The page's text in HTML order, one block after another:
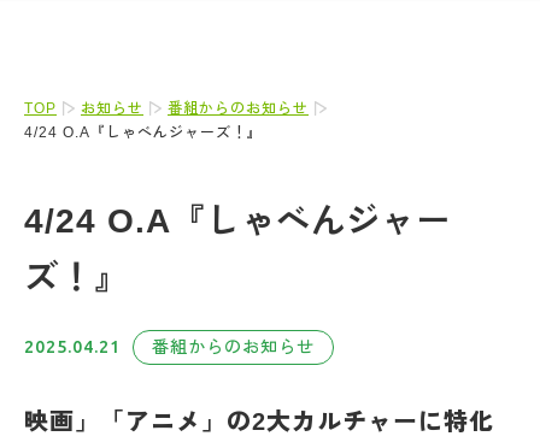
TOP お知らせ
番組からのお知らせ
4/24 O.A『しゃべんジャーズ！』
4/24 O.A『しゃべんジャー
ズ！』
2025.04.21 番組からのお知らせ
映画」「アニメ」の2大カルチャーに特化